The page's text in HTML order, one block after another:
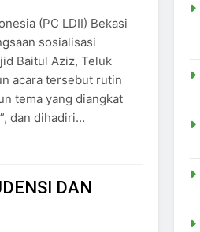
(PC LDII) Bekasi
sosialisasi
Baitul Aziz, Teluk
acara tersebut rutin
tema yang diangkat
dan dihadiri…
DAN